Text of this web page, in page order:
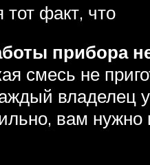
факт, что
прибора
смесь не
владелец
вам